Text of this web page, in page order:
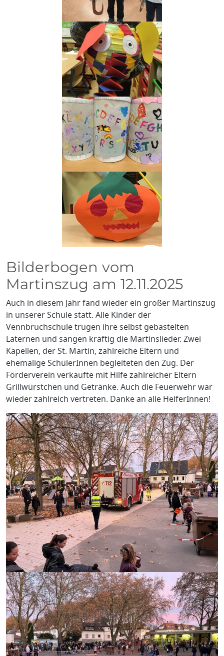
Bilderbogen vom
Martinszug am 12.11.2025
Auch in diesem Jahr fand wieder ein großer Martinszug
in unserer Schule statt. Alle Kinder der
Vennbruchschule trugen ihre selbst gebastelten
Laternen und sangen kräftig die Martinslieder. Zwei
Kapellen, der St. Martin, zahlreiche Eltern und
ehemalige SchülerInnen begleiteten den Zug. Der
Förderverein verkaufte mit Hilfe zahlreicher Eltern
Grillwürstchen und Getränke. Auch die Feuerwehr war
wieder zahlreich vertreten. Danke an alle HelferInnen!